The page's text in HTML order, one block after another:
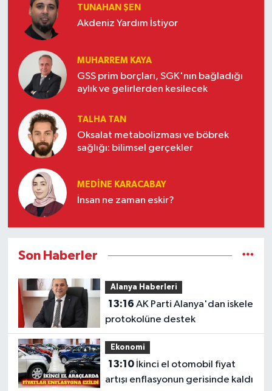
TUNAHAN ŞEN
Akdeniz Yardım İstiyor
MUHARREM KAYA
GSS prim borçları, SGK'nın bağladığı
aylık ve gelirlerden kesilecek
TALHA TAN
Oksalat metabolizması ve böbrek
sağlığı: bilimsel gerçekler
MEDINE KARACABAY
İnsan ne zaman eskir?
Son Haberler
Alanya Haberleri
13:16
protokolüne destek
Ekonomi
13:10İkinci el otomobil fiyat
artışı enflasyonun gerisinde kaldı